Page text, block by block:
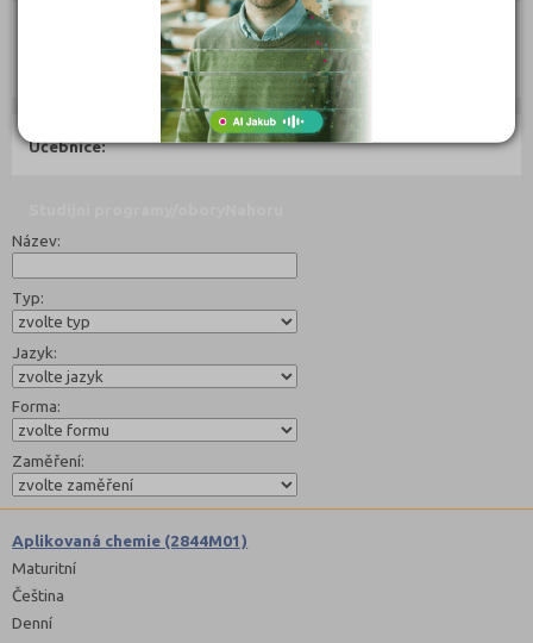
Jak se dostat na střední školu
Učebnice:
Název:
Typ:
Jazyk:
Forma:
Zaměření:
Aplikovaná chemie (2844M01)
Maturitní
Čeština
Denní